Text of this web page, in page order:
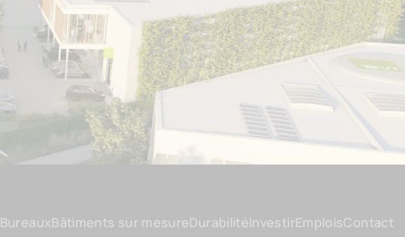
BureauxBâtiments sur mesureDurabilitéInvestirEmploisContact